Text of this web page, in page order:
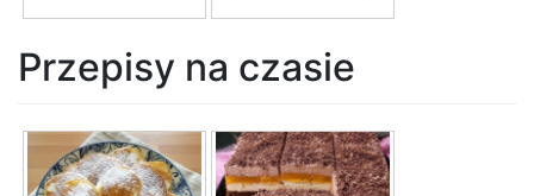
Przepisy na czasie